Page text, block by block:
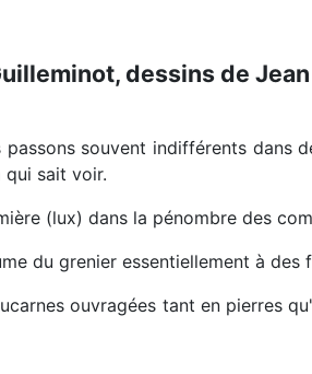
dessins de
souvent indifférents
qui sait voir.
(lux) dans la pénombre des
du grenier essentiellement à
ouvragées tant en pierres